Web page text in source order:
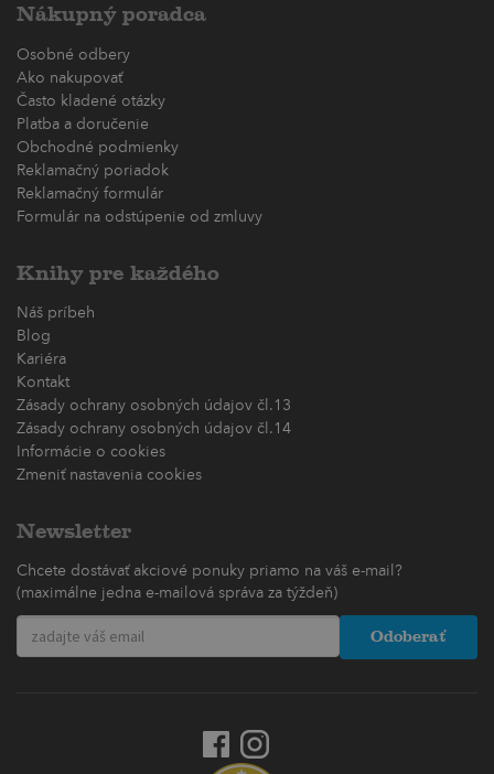
Nákupný poradca
Osobné odbery
Ako nakupovať
Často kladené otázky
Platba a doručenie
Obchodné podmienky
Reklamačný poriadok
Reklamačný formulár
Formulár na odstúpenie od zmluvy
Knihy pre každého
Náš príbeh
Blog
Kariéra
Kontakt
Zásady ochrany osobných údajov čl.13
Zásady ochrany osobných údajov čl.14
Informácie o cookies
Zmeniť nastavenia cookies
Newsletter
Chcete dostávať akciové ponuky priamo na váš e-mail?
(maximálne jedna e-mailová správa za týždeň)
Odoberať